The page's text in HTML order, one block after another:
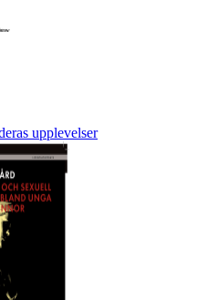
upplevelser